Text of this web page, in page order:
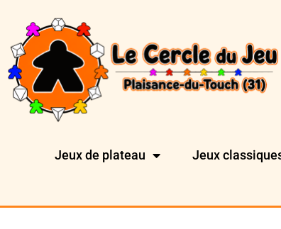
Jeux de plateau Jeux